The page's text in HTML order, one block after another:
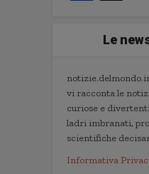
Le
vi racconta le
curiose e
ladri imbranati,
scientifiche
Informativa